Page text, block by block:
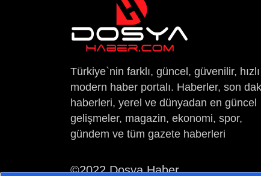
Türkiye`nin farklı, güncel, güvenilir,
modern haber portalı. Haberler, son
haberleri, yerel ve dünyadan en güncel
gelişmeler, magazin, ekonomi, spor,
gündem ve tüm gazete haberleri
©2022 Dosya Haber